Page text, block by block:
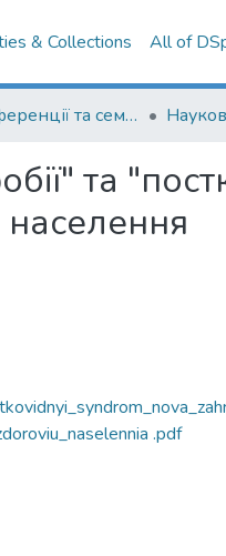
& Collections All of
012. Конференції та семінари НаУКМА
та
.pdf